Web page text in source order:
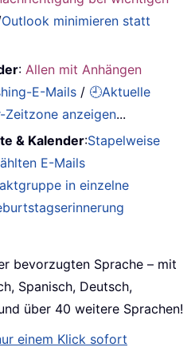
Outlook minimieren statt
:Allen mit Anhängen
E-Mails / 🕘Aktuelle
Zeitzone anzeigen...
& Kalender:Stapelweise
E-Mails
in einzelne
bevorzugten Sprache – mit
Spanisch, Deutsch,
über 40 weitere Sprachen!
einem Klick sofort